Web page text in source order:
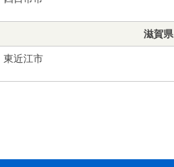
滋賀県
東近江市